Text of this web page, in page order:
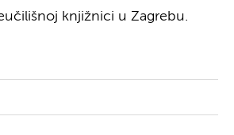
knjižnici u Zagrebu.